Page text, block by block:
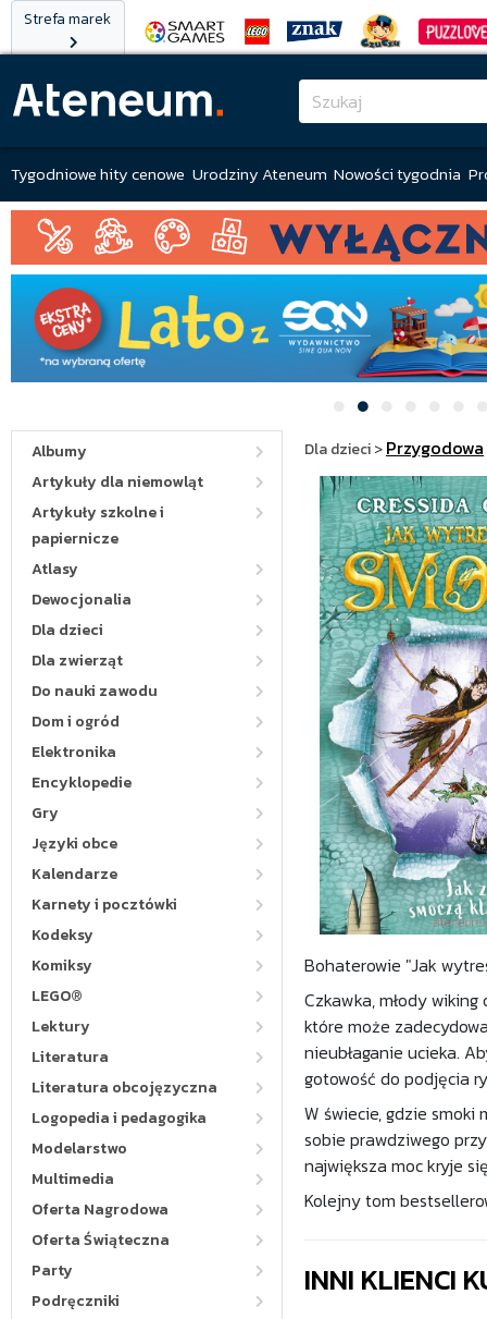
Strefa marek
Tygodniowe hity cenowe Urodziny Ateneum Nowości tygodnia
Albumy
Artykuły dla niemowląt
Artykuły szkolne i
papiernicze
Atlasy
Dewocjonalia
Dla dzieci
Dla zwierząt
Do nauki zawodu
Dom i ogród
Elektronika
Encyklopedie
Gry
Języki obce
Kalendarze
Karnety i pocztówki
Kodeksy
Komiksy
LEGO®
Lektury
Literatura
Literatura obcojęzyczna
Logopedia i pedagogika
Modelarstwo
Multimedia
Oferta Nagrodowa
Oferta Świąteczna
Party
Podręczniki
Dla dzieci>Przygodowa
Bohaterowie "Jak
Czkawka, młody
które może
nieubłaganie ucieka.
gotowość do podjęcia
W świecie, gdzie smoki
sobie prawdziwego
największa moc kryje
Kolejny tom
INNI KLIENCI